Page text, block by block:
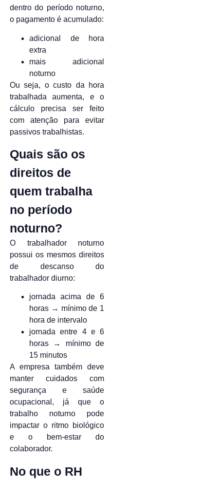
dentro do período noturno,
o pagamento é acumulado:
adicional de hora
extra
mais adicional
noturno
Ou seja, o custo da hora
trabalhada aumenta, e o
cálculo precisa ser feito
com atenção para evitar
passivos trabalhistas.
Quais são os
direitos de
quem trabalha
no período
noturno?
O trabalhador noturno
possui os mesmos direitos
de descanso do
trabalhador diurno:
jornada acima de 6
horas → mínimo de 1
hora de intervalo
jornada entre 4 e 6
horas → mínimo de
15 minutos
A empresa também deve
manter cuidados com
segurança e saúde
ocupacional, já que o
trabalho noturno pode
impactar o ritmo biológico
e o bem-estar do
colaborador.
No que o RH